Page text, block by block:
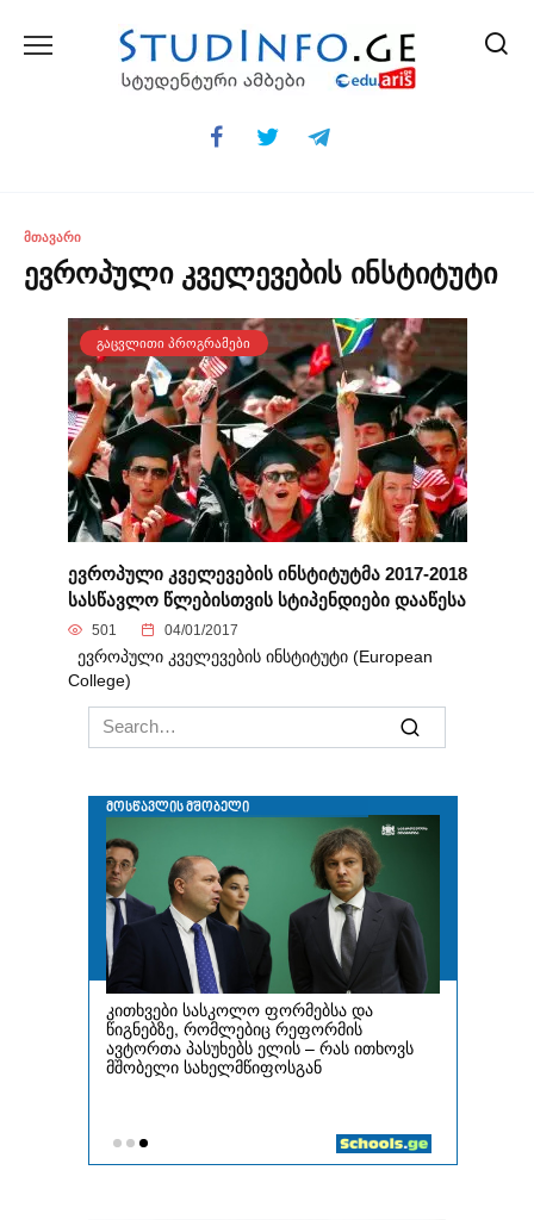
ᲛᲗᲐᲕᲐᲠᲘ
ევროპული კველევების ინსტიტუტი
ᲒᲐᲪᲕᲚᲘᲗᲘ ᲞᲠᲝᲒᲠᲐᲛᲔᲑᲘ
ევროპული კველევების ინსტიტუტმა 2017-2018
სასწავლო წლებისთვის სტიპენდიები დააწესა
501 04/01/2017
ევროპული კველევების ინსტიტუტი (European
College)
Search
for: